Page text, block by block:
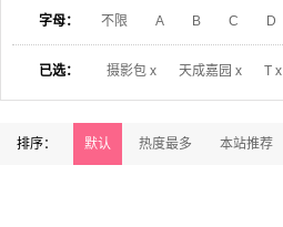
字母： 不限 A B C D
已选： 摄影包 x 天成嘉园 x T x
排序： 默认 热度最多 本站推荐